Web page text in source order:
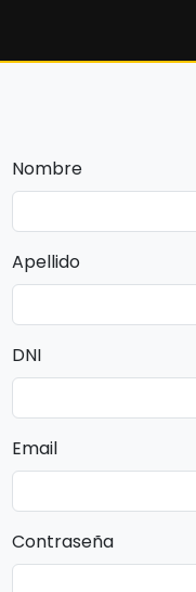
Nombre
Apellido
DNI
Email
Contraseña